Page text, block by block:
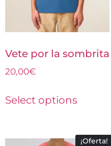
Vete por la sombrita
20,00€
Select options
¡Oferta!